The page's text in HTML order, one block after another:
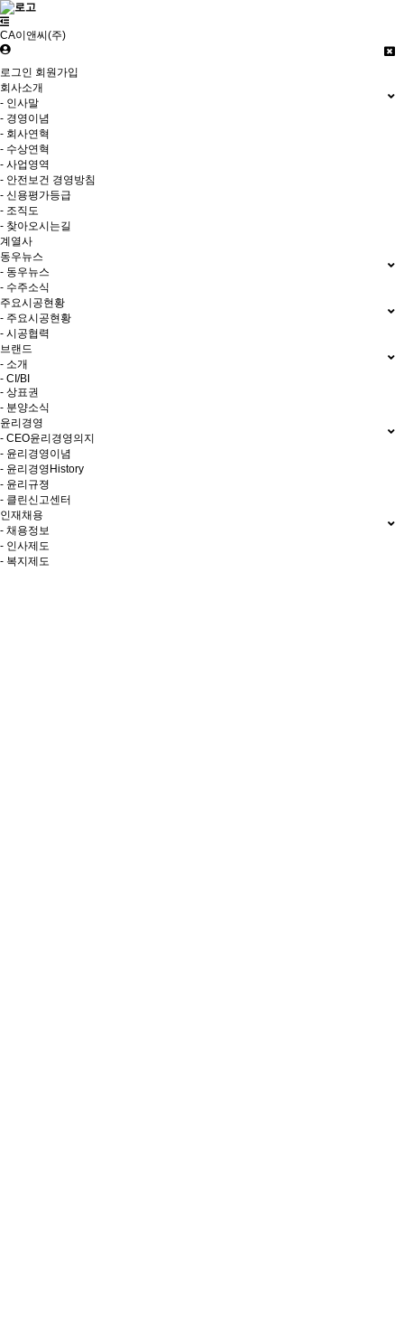
CA이앤씨(주)
로그인 회원가입
회사소개
- 인사말
- 경영이념
- 회사연혁
- 수상연혁
- 사업영역
- 안전보건 경영방침
- 신용평가등급
- 조직도
- 찾아오시는길
계열사
동우뉴스
- 동우뉴스
- 수주소식
주요시공현황
- 주요시공현황
- 시공협력
브랜드
- 소개
- CI/BI
- 상표권
- 분양소식
윤리경영
- CEO윤리경영의지
- 윤리경영이념
- 윤리경영History
- 윤리규졍
- 클린신고센터
인재채용
- 채용정보
- 인사제도
- 복지제도